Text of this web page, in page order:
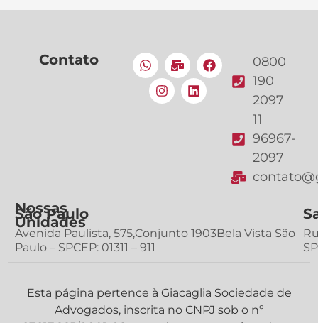
Contato
0800
190
2097
11
96967-
2097
Nossas
Unidades
São Paulo
Avenida Paulista, 575,Conjunto 1903Bela Vista São
Paulo – SPCEP: 01311 – 911
Esta página pertence à Giacaglia Sociedade de
Advogados, inscrita no CNPJ sob o nº